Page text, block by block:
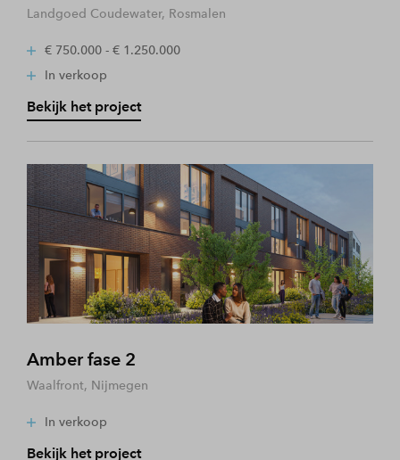
Landgoed Coudewater, Rosmalen
€ 750.000 - € 1.250.000
In verkoop
Bekijk het project
Amber fase 2
Waalfront, Nijmegen
In verkoop
Bekijk het project